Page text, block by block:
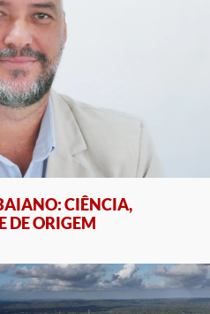
CIÊNCIA,
DE ORIGEM